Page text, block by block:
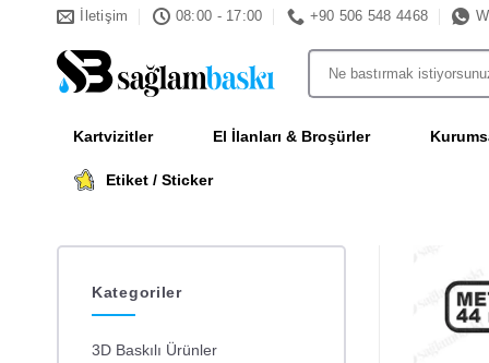
İletişim 08:00 - 17:00 +90 506 548 4468
Ara:
Kartvizitler El İlanları & Broşürler
Etiket / Sticker
Kategoriler
3D Baskılı Ürünler